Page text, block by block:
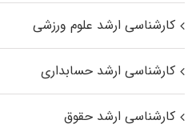
کارشناسی ارشد علوم ورزشی
کارشناسی ارشد حسابداری
کارشناسی ارشد حقوق